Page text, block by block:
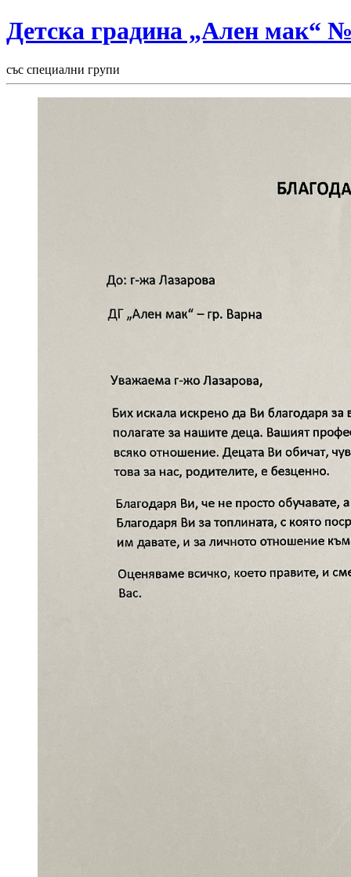
Детска градина „Ален мак“
със специални групи